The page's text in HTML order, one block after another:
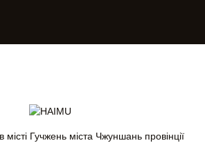
Гучжень міста Чжуншань провінції